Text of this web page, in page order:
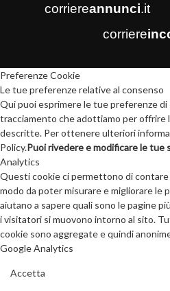
corriereannunci.it
corriere
Preferenze Cookie
Le tue preferenze relative al consenso
Qui puoi esprimere le tue preferenze
tracciamento che adottiamo per
descritte. Per ottenere ulteriori
Policy.Puoi rivedere e modificare le tue
Analytics
Questi cookie ci permettono di
modo da poter misurare e migliorare le
aiutano a sapere quali sono le pagine
i visitatori si muovono intorno al sito.
cookie sono aggregate e quindi
Google Analytics
Accetta